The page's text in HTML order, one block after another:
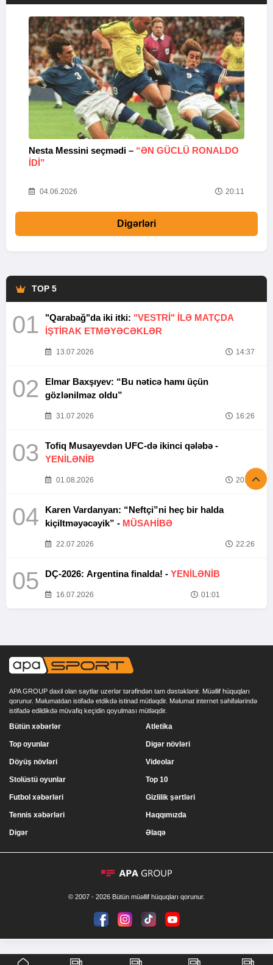
Nesta Messini seçmədi – “ƏN GÜCLÜ RONALDO
IDI”
04.06.2026 20:11
Digərləri
TOP 5
01 "Qarabağ"da iki itki: "VESTRİ" İLƏ MATÇDA
İŞTİRAK ETMƏYƏCƏKLƏR
13.07.2026 14:37
02
Elmar Baxşıyev: “Bu nəticə hamı üçün
gözlənilməz oldu”
31.07.2026 16:26
03
Tofiq Musayevdən UFC-də ikinci qələbə -
YENİLƏNİB
01.08.2026 20:52
04
Karen Vardanyan: “Neftçi”ni heç bir halda
kiçiltməyəcəyik” - MÜSAHİBƏ
22.07.2026 22:26
05 DÇ-2026: Argentina finalda! - YENİLƏNİB
16.07.2026 01:01
APA GROUP daxil olan saytlar uzerlər tərəfindən tam dəstəklənir. Müəllif hüquqları
qorunur. Məlumatdan istifadə etdikdə istinad mütləqdir. Məlumat internet səhifələrində
istifadə edildikdə müvafiq keçidin qoyulması mütləqdir.
Bütün xəbərlər
Top oyunlar
Döyüş növləri
Stolüstü oyunlar
Atletika
Digər növləri
Videolar
Top 10
Futbol xəbərləri
Tennis xəbərləri
Digər
Gizlilik şərtləri
Haqqımızda
Əlaqə
© 2007 - 2026 Bütün müəllif hüquqları qorunur.